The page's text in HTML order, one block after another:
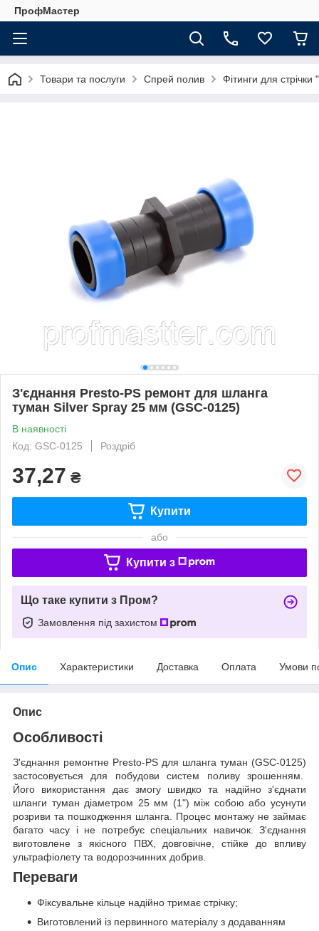
ПрофМастер
Товари та послуги Спрей полив Фітинги для
З'єднання Presto-PS ремонт для шланга
туман Silver Spray 25 мм (GSC-0125)
В наявності
Код: GSC-0125
Роздріб
37,27 ₴
Купити
або
Купити з
Що таке купити з Пром?
Замовлення під захистом
Опис Характеристики Доставка Оплата Умови
Опис
Особливості
З'єднання ремонтне Presto-PS для шланга туман (GSC-0125)
застосовується для побудови систем поливу зрошенням.
Його використання дає змогу швидко та надійно з'єднати
шланги туман діаметром 25 мм (1") між собою або усунути
розриви та пошкодження шланга. Процес монтажу не займає
багато часу і не потребує спеціальних навичок. З'єднання
виготовлене з якісного ПВХ, довговічне, стійке до впливу
ультрафіолету та водорозчинних добрив.
Переваги
Фіксувальне кільце надійно тримає стрічку;
Виготовлений із первинного матеріалу з додаванням